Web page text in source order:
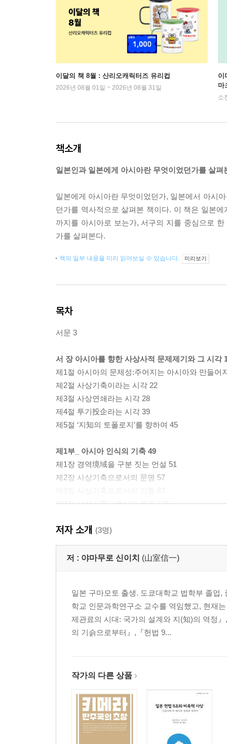
이달의 책 8월 : 산리오캐릭터즈 유리컵
2026년 08월 01일 ~ 2026년 08월 31일
이
마
소
책소개
일본인과 일본에게 아시아란 무엇이었던가를 살펴
일본에게 아시아란 무엇이었던가, 일본에서 아시
던가를 역사적으로 살펴본 책이다. 이 책은 일본
까지를 아시아로 보는가, 서구의 지를 중심으로
가를 살펴본다.
책의 일부 내용을 미리 읽어보실 수 있습니다. 미리보기
목차
서문 3
서 장 아시아를 향한 사상사적 문제제기와 그 시각
제1절 아시아의 문제성:주어지는 아시아와 만들어
제2절 사상기축이라는 시각 22
제3절 사상연쇄라는 시각 28
제4절 투기投企라는 시각 39
제5절 ‘지知의 토폴로지’를 향하여 45
제1부_ 아시아 인식의 기축 49
제1장 경역境域을 구분 짓는 언설 51
제2장 사상기축으로서의 문명 57
제4장 사상기축으로서의 문화 125
제6장 자기확장으로서의 아시아 217
제2부_ 아시아에서의 사상연쇄 227
제1절 일본의 서학과 양학 244
제2절 중국의 서학 271
제3절 조선의 서학 293
제3장 서학에 의한 사상연쇄 305
제3절 만국법과 사상연쇄 342
제4장 청말 중국의 서학·중학·동학 358
제1절 서학 수용의 논리 구성과 중학의 위상 360
제2절 중학의 혁신과 서학의 도입 369
제3절 변법유신운동과 동학 383
제5장 국민국가 형성과 모범국의 변천 401
저자 소개 (3명)
저 : 야마무로 신이치 (山室信一)
일본 구마모토 출생. 도쿄대학교 법학부 졸업
학교 인문과학연구소 교수를 역임했고, 현재
제관료의 시대: 국가의 설계와 지(知)의 역정
의 기슭으로부터』,『헌법 9...
작가의 다른 상품